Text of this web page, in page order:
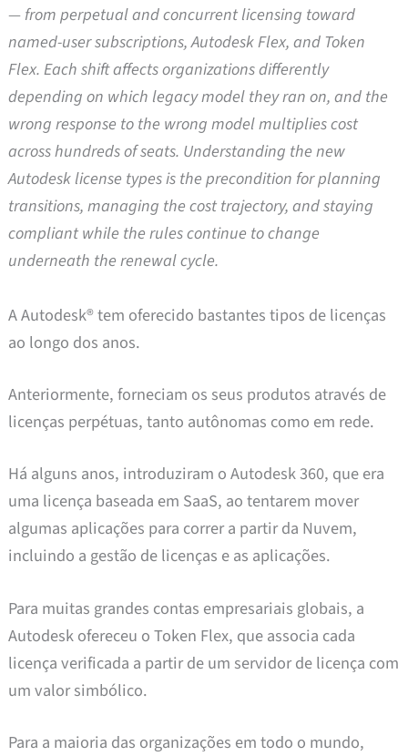
— from perpetual and concurrent licensing toward
named-user subscriptions, Autodesk Flex, and Token
Flex. Each shift affects organizations differently
depending on which legacy model they ran on, and the
wrong response to the wrong model multiplies cost
across hundreds of seats. Understanding the new
Autodesk license types is the precondition for planning
transitions, managing the cost trajectory, and staying
compliant while the rules continue to change
underneath the renewal cycle.
A Autodesk® tem oferecido bastantes tipos de licenças
ao longo dos anos.
Anteriormente, forneciam os seus produtos através de
licenças perpétuas, tanto autônomas como em rede.
Há alguns anos, introduziram o Autodesk 360, que era
uma licença baseada em SaaS, ao tentarem mover
algumas aplicações para correr a partir da Nuvem,
incluindo a gestão de licenças e as aplicações.
Para muitas grandes contas empresariais globais, a
Autodesk ofereceu o Token Flex, que associa cada
licença verificada a partir de um servidor de licença com
um valor simbólico.
Para a maioria das organizações em todo o mundo,